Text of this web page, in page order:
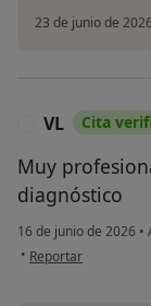
23 de junio de 2026
VL Cita
Muy
diagnóstico
16 de junio de 2026 •
• en opinión del
Reportar